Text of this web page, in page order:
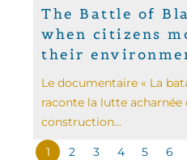
The Battle of
when citizens
their
Le documentaire « La
raconte la lutte acharnée
construction...
1 2 3 4 5 6